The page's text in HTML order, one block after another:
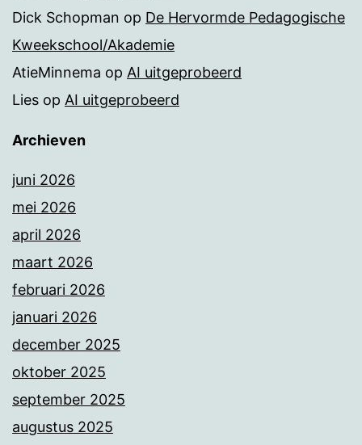
Dick Schopman op De Hervormde Pedagogische
Kweekschool/Akademie
AtieMinnema op AI uitgeprobeerd
Lies op AI uitgeprobeerd
Archieven
juni 2026
mei 2026
april 2026
maart 2026
februari 2026
januari 2026
december 2025
oktober 2025
september 2025
augustus 2025